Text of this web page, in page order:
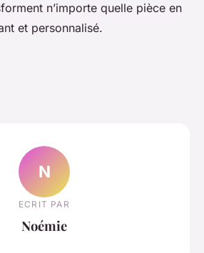
n’importe quelle pièce en
et personnalisé.
N
ECRIT PAR
Noémie